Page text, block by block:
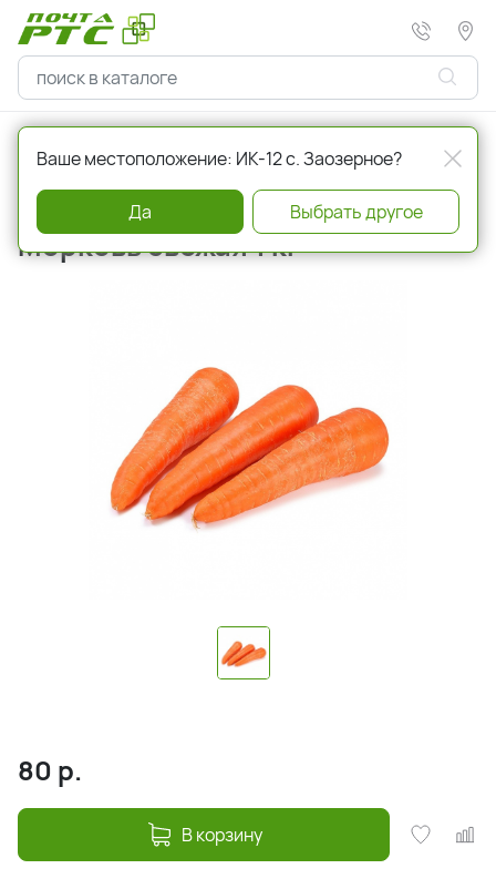
Главная Овощи и фрукты
Артикул a001236
Морковь свежая 1 кг
80 р.
В корзину
Ваше местоположение: ИК-12 с. Заозерное?
Да Выбрать другое